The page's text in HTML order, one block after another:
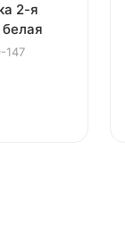
2-я
белая
147